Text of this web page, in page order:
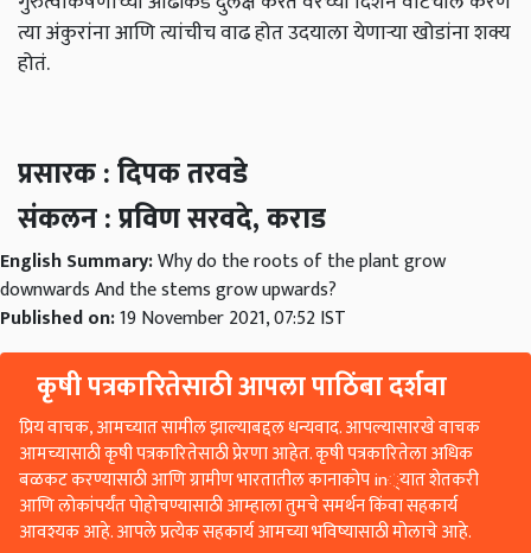
त्या अंकुरांना आणि त्यांचीच वाढ होत उदयाला येणाऱ्या खोडांना शक्य
होतं.
प्रसारक : दिपक तरवडे
संकलन : प्रविण सरवदे, कराड
English Summary:Why do the roots of the plant grow
downwards And the stems grow upwards?
Published on:19 November 2021, 07:52 IST
कृषी पत्रकारितेसाठी आपला पाठिंबा दर्शवा
प्रिय वाचक, आमच्यात सामील झाल्याबद्दल धन्यवाद. आपल्यासारखे वाचक
आमच्यासाठी कृषी पत्रकारितेसाठी प्रेरणा आहेत. कृषी पत्रकारितेला अधिक
बळकट करण्यासाठी आणि ग्रामीण भारतातील कानाकोप in्यात शेतकरी
आणि लोकांपर्यंत पोहोचण्यासाठी आम्हाला तुमचे समर्थन किंवा सहकार्य
आवश्यक आहे. आपले प्रत्येक सहकार्य आमच्या भविष्यासाठी मोलाचे आहे.